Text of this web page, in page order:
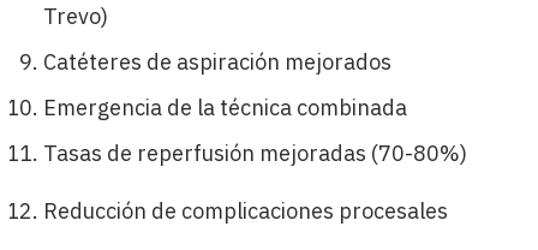
Trevo)
Catéteres de aspiración mejorados
Emergencia de la técnica combinada
Tasas de reperfusión mejoradas (70-80%)
Reducción de complicaciones procesales